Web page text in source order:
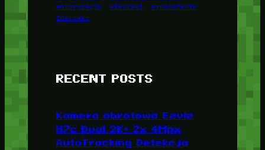
Motoryzacja
Wieszaki
Wyposażenie
Zderzaki
RECENT POSTS
Kamera obrotowa Ezviz
H7c Dual 2K+ 2x 4Mpx
AutoTracking Detekcja